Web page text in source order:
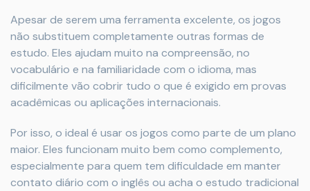
Apesar de serem uma ferramenta excelente, os jogos
não substituem completamente outras formas de
estudo. Eles ajudam muito na compreensão, no
vocabulário e na familiaridade com o idioma, mas
dificilmente vão cobrir tudo o que é exigido em provas
acadêmicas ou aplicações internacionais.
Por isso, o ideal é usar os jogos como parte de um plano
maior. Eles funcionam muito bem como complemento,
especialmente para quem tem dificuldade em manter
contato diário com o inglês ou acha o estudo tradicional